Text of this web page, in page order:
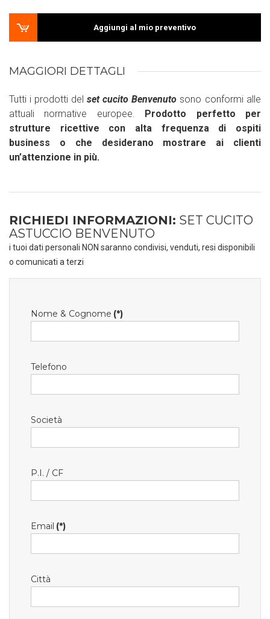
Aggiungi al mio preventivo
MAGGIORI DETTAGLI
Tutti i prodotti del set cucito Benvenuto sono conformi alle
attuali normative europee. Prodotto perfetto per
strutture ricettive con alta frequenza di ospiti
business o che desiderano mostrare ai clienti
un’attenzione in più.
RICHIEDI INFORMAZIONI: SET CUCITO
ASTUCCIO BENVENUTO
i tuoi dati personali NON saranno condivisi, venduti, resi disponibili
o comunicati a terzi
Nome & Cognome (*)
Telefono
Società
P.I. / CF
Email (*)
Città